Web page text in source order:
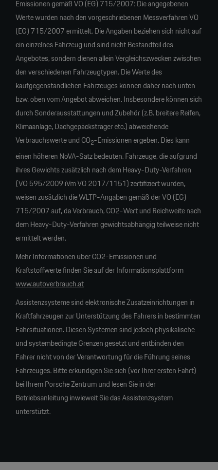
Emissionen gemäß VO (EG) 715/2007: Die angegebenen
Werte wurden nach den vorgeschriebenen Messverfahren VO
(EG) 715/2007 ermittelt. Die Angaben beziehen sich nicht auf
ein einzelnes Fahrzeug und sind nicht Bestandteil des
Angebotes, sondern dienen allein Vergleichszwecken zwischen
den verschiedenen Fahrzeugtypen. Die Werte des
kaufgegenständlichen Fahrzeuges können daher nach unten
bzw. oben vom Angebot abweichen. Insbesondere können sich
durch Sonderausstattungen und Zubehör (z.B. breitere Reifen,
Klimaanlage, Dachgepäcksträger etc.) abweichende
Verbrauchswerte und CO2-Emissionen ergeben. Dies kann
einen höheren NoVA-Satz bedeuten. Fahrzeuge, die aufgrund
ihres Gewichts zusätzlich nach dem Heavy-Duty-Verfahren
(VO 595/2009 iVm VO 2017/1151) zertifiziert wurden,
weisen zusätzlich die WLTP-Angaben gemäß der VO (EG)
715/2007 auf, da Verbrauch, CO2-Wert und Reichweite nach
dem Heavy-Duty-Verfahren gewichtsabhängig teilweise nicht
ermittelt werden.
Mehr Informationen über CO2-Emissionen und
Kraftstoffwerte finden Sie auf der Informationsplattform
www.autoverbrauch.at
Assistenzsysteme sind elektronische Zusatzeinrichtungen in
Kraftfahrzeugen zur Unterstützung des Fahrers in bestimmten
Fahrsituationen. Diesen Systemen sind jedoch physikalische
und systembedingte Grenzen gesetzt und entbinden den
Fahrer nicht von der Verantwortung für die Führung seines
Fahrzeuges. Bitte erkundigen Sie sich (vor Ihrer ersten Fahrt)
bei Ihrem Porsche Zentrum und lesen Sie in der
Betriebsanleitung inwieweit Sie das Assistenzsystem
unterstützt.